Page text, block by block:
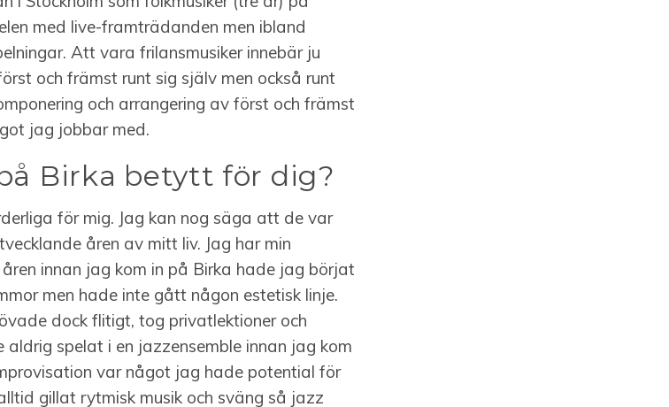
med live-framträdanden men ibland
Att vara frilansmusiker innebär ju
och främst runt sig själv men också runt
och arrangering av först och främst
jag jobbar med.
Birka betytt för dig?
för mig. Jag kan nog säga att de var
åren av mitt liv. Jag har min
innan jag kom in på Birka hade jag börjat
men hade inte gått någon estetisk linje.
dock flitigt, tog privatlektioner och
spelat i en jazzensemble innan jag kom
var något jag hade potential för
gillat rytmisk musik och sväng så jazz